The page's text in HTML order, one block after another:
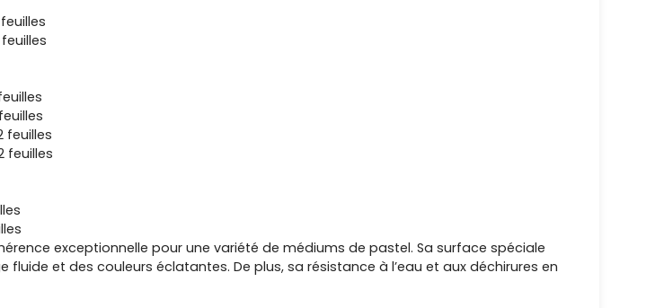
feuilles
feuilles
exceptionnelle pour une variété de médiums de pastel. Sa surface spéciale
et des couleurs éclatantes. De plus, sa résistance à l’eau et aux déchirures en